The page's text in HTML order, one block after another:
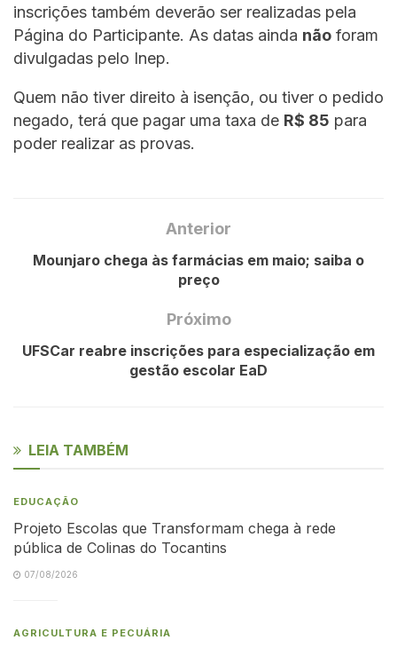
inscrições também deverão ser realizadas pela
Página do Participante. As datas ainda não foram
divulgadas pelo Inep.
Quem não tiver direito à isenção, ou tiver o pedido
negado, terá que pagar uma taxa de R$ 85 para
poder realizar as provas.
Anterior
Mounjaro chega às farmácias em maio; saiba o
preço
Próximo
UFSCar reabre inscrições para especialização em
gestão escolar EaD
LEIA TAMBÉM
EDUCAÇÃO
Projeto Escolas que Transformam chega à rede
pública de Colinas do Tocantins
07/08/2026
AGRICULTURA E PECUÁRIA